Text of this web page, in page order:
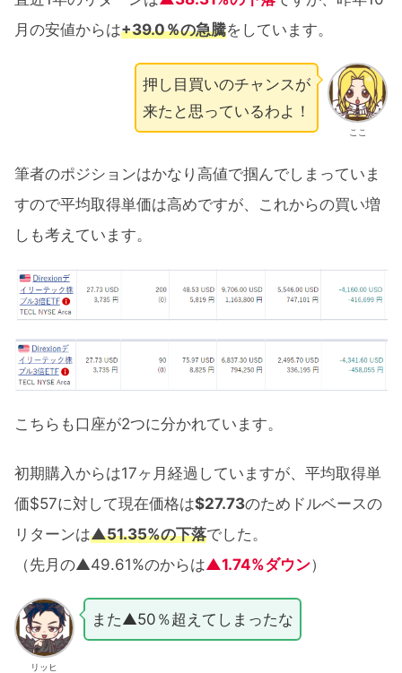
月の安値からは+39.0％の急騰をしています。
ここ
押し目買いのチャンスが
来たと思っているわよ！
筆者のポジションはかなり高値で掴んでしまっていま
すので平均取得単価は高めですが、これからの買い増
しも考えています。
こちらも口座が2つに分かれています。
初期購入からは17ヶ月経過していますが、平均取得単
価$57に対して現在価格は$27.73のためドルベースの
リターンは▲51.35%の下落でした。
（先月の▲49.61%のからは▲1.74%ダウン）
リッヒ
また▲50％超えてしまったな